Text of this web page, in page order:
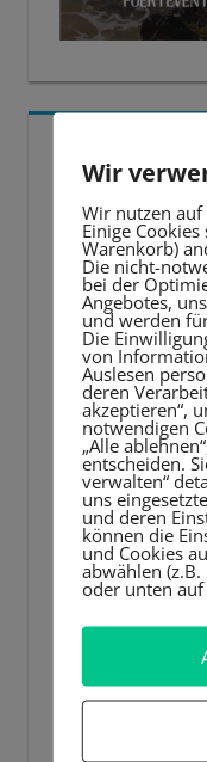
Video-
Player
Wir
Wir nutzen auf
Einige
Warenkorb)
Die nicht-
bei der
Angebotes,
und werden
Die
von
Auslesen
deren
akzeptieren“,
notwendigen
„Alle
entscheiden.
verwalten“
uns
und deren
können die
und Cookies
abwählen
oder unten auf